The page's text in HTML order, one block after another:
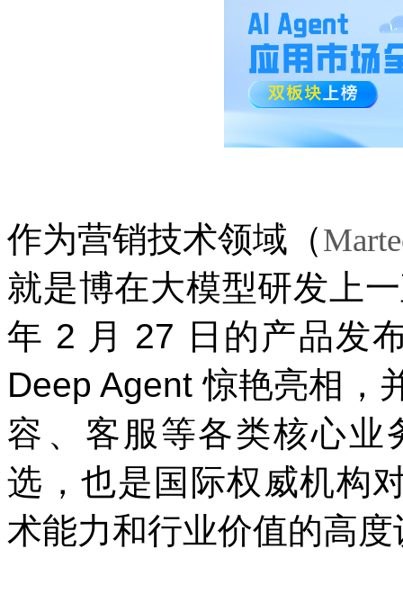
作为营销技术领域（
就是博在大模型研发上
年 2 月 27 日的产品发
Deep Agent惊艳亮相
容、客服等各类核心
选，也是国际权威机
术能力和行业价值的高度